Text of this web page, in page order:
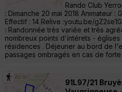
Rando Club
: Dimanche 20 mai 2018 Animateur :
Effectif : 14 Relive :youtu.be/
: Randonnée très variée et très
nombreux points d'intérets - églises
résidences . Déjeuner au bord de
passages ombragés en cas de forte
91L97/21